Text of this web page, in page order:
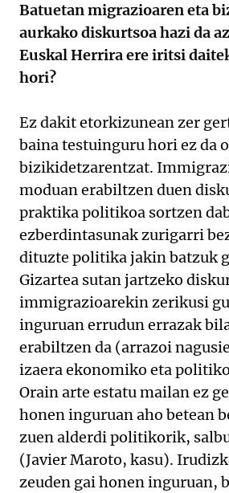
Batuetan migrazioaren eta
aurkako diskurtsoa hazi da
Euskal Herrira ere iritsi
hori?
Ez dakit etorkizunean zer
baina testuinguru hori ez da
bizikidetzarentzat.
moduan erabiltzen duen
praktika politikoa sortzen
ezberdintasunak zurigarri
dituzte politika jakin batzuk
Gizartea sutan jartzeko
immigrazioarekin zerikusi
inguruan errudun errazak
erabiltzen da (arrazoi
izaera ekonomiko eta
Orain arte estatu mailan ez
honen inguruan aho betean
zuen alderdi politikorik,
(Javier Maroto, kasu).
zeuden gai honen inguruan,